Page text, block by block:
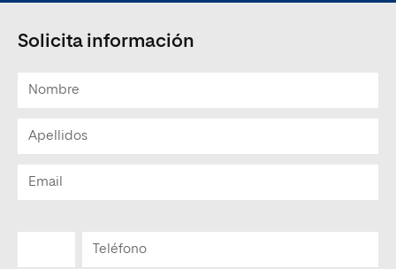
Solicita información